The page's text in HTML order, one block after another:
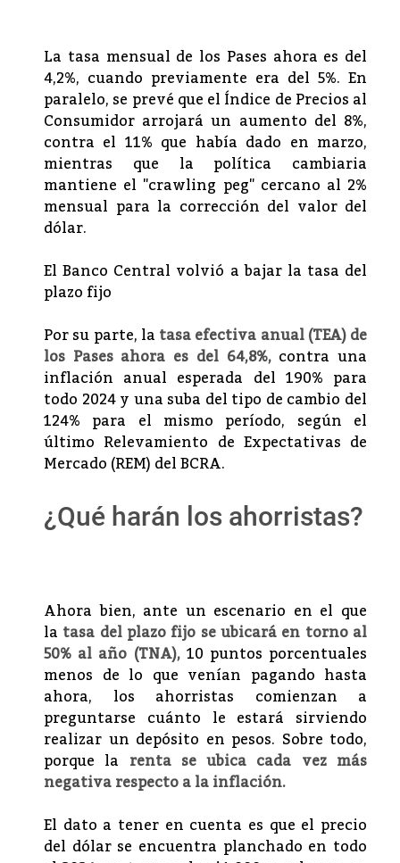
La tasa mensual de los Pases ahora es del
4,2%, cuando previamente era del 5%. En
paralelo, se prevé que el Índice de Precios al
Consumidor arrojará un aumento del 8%,
contra el 11% que había dado en marzo,
mientras que la política cambiaria
mantiene el "crawling peg" cercano al 2%
mensual para la corrección del valor del
dólar.
El Banco Central volvió a bajar la tasa del
plazo fijo
Por su parte, latasa efectiva anual (TEA) de
los Pases ahora es del 64,8%,contra una
inflación anual esperada del 190% para
todo 2024 y una suba del tipo de cambio del
124% para el mismo período, según el
último Relevamiento de Expectativas de
Mercado (REM) del BCRA.
¿Qué harán los ahorristas?
Ahora bien, ante un escenario en el que
la tasa del plazo fijo se ubicará en torno al
50% al año (TNA), 10 puntos porcentuales
menos de lo que venían pagando hasta
ahora, los ahorristas comienzan a
preguntarse cuánto le estará sirviendo
realizar un depósito en pesos. Sobre todo,
porque la renta se ubica cada vez más
negativa respecto a la inflación.
El dato a tener en cuenta es que el precio
del dólar se encuentra planchado en todo